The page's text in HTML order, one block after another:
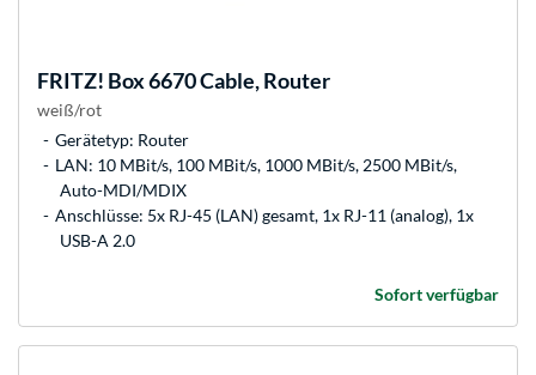
FRITZ! Box 6670 Cable, Router
weiß/rot
Gerätetyp: Router
LAN: 10 MBit/s, 100 MBit/s, 1000 MBit/s, 2500 MBit/s,
Auto-MDI/MDIX
Anschlüsse: 5x RJ-45 (LAN) gesamt, 1x RJ-11 (analog), 1x
USB-A 2.0
Sofort verfügbar